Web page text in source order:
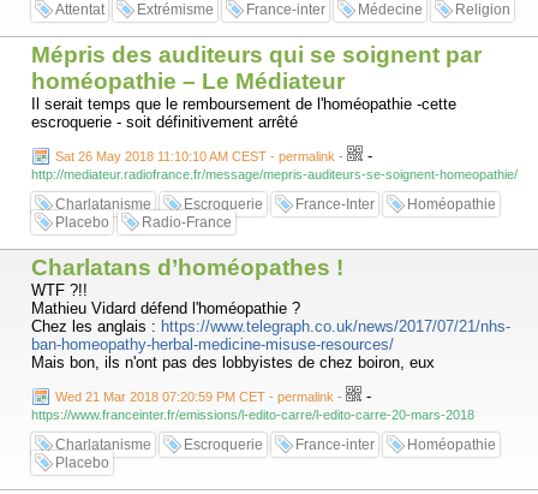
Attentat Extrémisme France-inter Médecine Religion
Mépris des auditeurs qui se soignent par
homéopathie – Le Médiateur
Il serait temps que le remboursement de l'homéopathie -cette
escroquerie - soit définitivement arrêté
Sat 26 May 2018 11:10:10 AM CEST - permalink - -
http://mediateur.radiofrance.fr/message/mepris-auditeurs-se-soignent-homeopathie/
Charlatanisme Escroquerie France-Inter
Homéopathie
Placebo
Radio-France
Charlatans d’homéopathes !
WTF ?!!
Mathieu Vidard défend l'homéopathie ?
Chez les anglais : https://www.telegraph.co.uk/news/2017/07/21/nhs-
ban-homeopathy-herbal-medicine-misuse-resources/
Mais bon, ils n'ont pas des lobbyistes de chez boiron, eux
Wed 21 Mar 2018 07:20:59 PM CET - permalink - -
https://www.franceinter.fr/emissions/l-edito-carre/l-edito-carre-20-mars-2018
Charlatanisme Escroquerie France-inter
Homéopathie
Placebo